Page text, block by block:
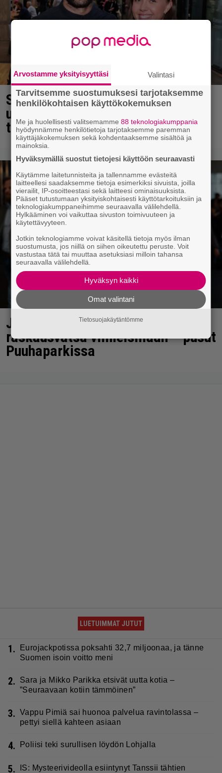
Sara ja Mikko Parikka etsivät
uutta kotia – ”Seuraavaan kotiin
tämmöinen”
Janne Katajan Krista-vaimon
raskausvatsa viimeisillään – pusut
Puuhaparkissa
LUETUIMMAT JUTUT
1.
Eurojackpotissa poksahti 32,7 miljoonaa, ja tänne
Suomen isoin voitto meni
2.
Sara ja Mikko Parikka etsivät uutta kotia –
”Seuraavaan kotiin tämmöinen”
3. Vappu Pimiä sai huonoa palvelua ravintolassa –
pettyi siellä kahteen asiaan
4. Poliisi teki surullisen löydön Lohjalla
5.
IS: Mysteerivideolla esiintynyt Tanssii tähtien
Arvostamme yksityisyyttäsi Valintasi
Tarvitsemme suostumuksesi tarjotaksemme
henkilökohtaisen käyttökokemuksen
Me ja huolellisesti valitsemamme88 teknologiakumppania
hyödynnämme henkilötietoja tarjotaksemme paremman
käyttäjäkokemuksen sekä kohdentaaksemme sisältöä ja
mainoksia.
Hyväksymällä suostut tietojesi käyttöön seuraavasti
Käytämme laitetunnisteita ja tallennamme evästeitä
laitteellesi saadaksemme tietoja esimerkiksi sivuista, joilla
vierailit, IP-osoitteestasi sekä laitteesi ominaisuuksista.
Pääset tutustumaan yksityiskohtaisesti käyttötarkoituksiin ja
teknologiakumppaneihimme seuraavalla välilehdellä.
Hylkääminen voi vaikuttaa sivuston toimivuuteen ja
käytettävyyteen.
Jotkin teknologiamme voivat käsitellä tietoja myös ilman
suostumusta, jos niillä on siihen oikeutettu peruste. Voit
vastustaa tätä tai muuttaa asetuksiasi milloin tahansa
seuraavalla välilehdellä.
Hyväksyn kaikki
Omat valintani
Tietosuojakäytäntömme